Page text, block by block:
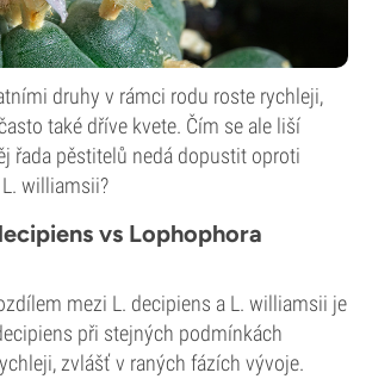
druhy v rámci rodu roste rychleji,
také dříve kvete. Čím se ale liší
řada pěstitelů nedá dopustit oproti
williamsii?
vs Lophophora
mezi L. decipiens a L. williamsii je
při stejných podmínkách
zvlášť v raných fázích vývoje.